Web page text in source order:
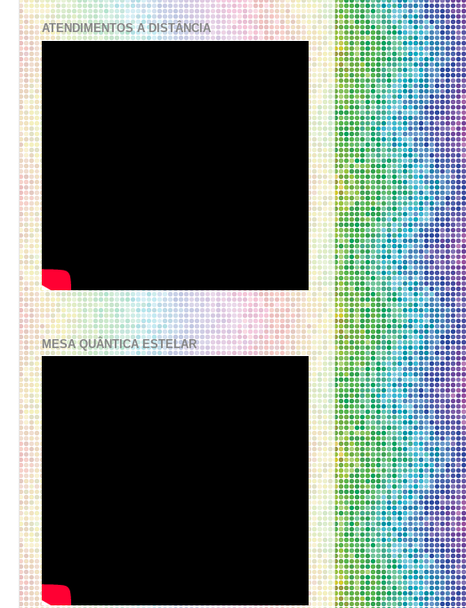
ATENDIMENTOS A DISTÂNCIA
MESA QUÂNTICA ESTELAR